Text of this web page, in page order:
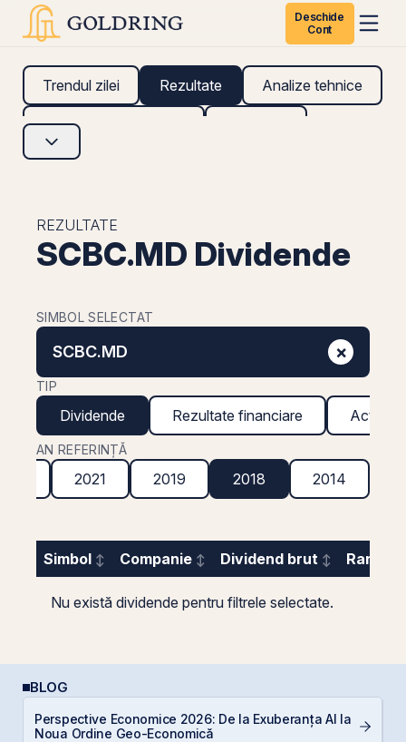
Deschide
Cont
Trendul zilei Rezultate Analize tehnice
Analize fundamentale
REZULTATE
SCBC.MD Dividende
SIMBOL SELECTAT
SCBC.MD ×
TIP
Dividende Rezultate financiare Acțiuni
AN REFERINȚĂ
2021 2019 2018 2014
Simbol Companie Dividend brut
Nu există dividende pentru filtrele selectate.
BLOG
Perspective Economice 2026: De la Exuberanța AI la
Noua Ordine Geo-Economică